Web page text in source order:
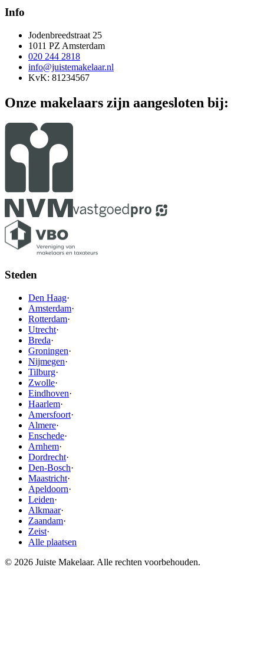
Info
Jodenbreedstraat 25
1011 PZ Amsterdam
020 244 2818
info@juistemakelaar.nl
KvK: 81234567
Onze makelaars zijn aangesloten bij:
Steden
Den Haag·
Amsterdam·
Rotterdam·
Utrecht·
Breda·
Groningen·
Nijmegen·
Tilburg·
Zwolle·
Eindhoven·
Haarlem·
Amersfoort·
Almere·
Enschede·
Arnhem·
Dordrecht·
Den-Bosch·
Maastricht·
Apeldoorn·
Leiden·
Alkmaar·
Zaandam·
Zeist·
Alle plaatsen
© 2026 Juiste Makelaar. Alle rechten voorbehouden.